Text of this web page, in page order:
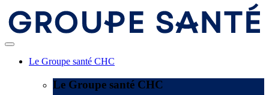
Le Groupe santé CHC
Le Groupe santé CHC